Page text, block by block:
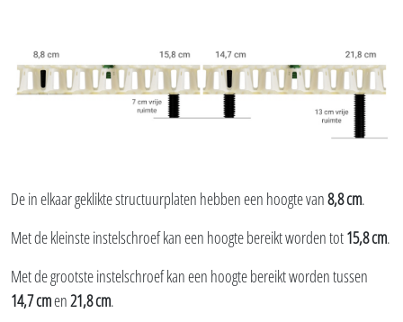
De in elkaar geklikte structuurplaten hebben een hoogte van8,8 cm.
Met de kleinste instelschroef kan een hoogte bereikt worden tot15,8 cm.
Met de grootste instelschroef kan een hoogte bereikt worden tussen
14,7 cmen21,8 cm.